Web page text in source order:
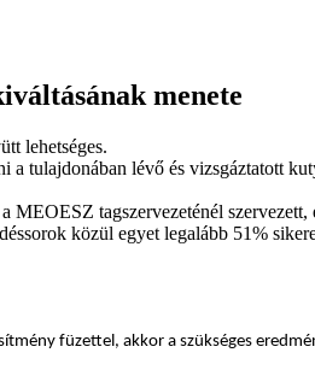
menete
lehetséges.
tulajdonában lévő és vizsgáztatott
tagszervezeténél
közül egyet legalább 51%
füzettel, akkor a szükséges